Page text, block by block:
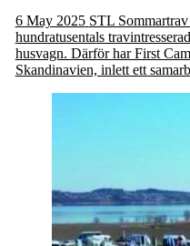
6 May 2025 STL
hundratusentals
husvagn. Därför har First
Skandinavien, inlett ett